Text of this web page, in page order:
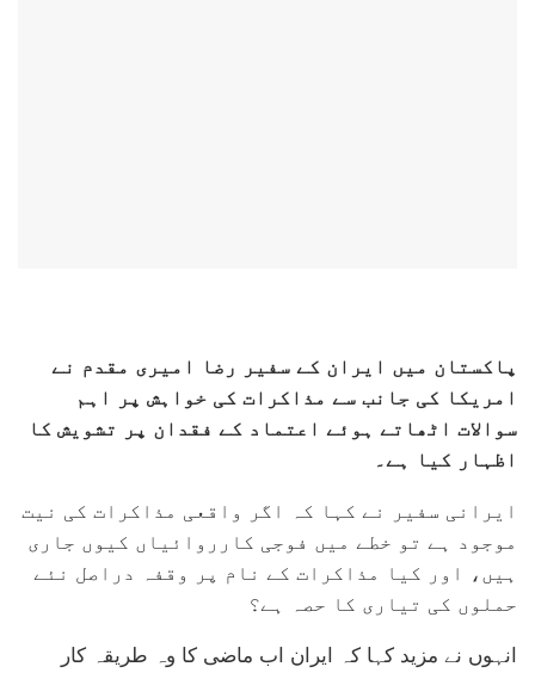
پاکستان میں ایران کے سفیر رضا امیری مقدم نے
امریکا کی جانب سے مذاکرات کی خواہش پر اہم
سوالات اٹھاتے ہوئے اعتماد کے فقدان پر تشویش کا
اظہار کیا ہے۔
ایرانی سفیر نے کہا کہ اگر واقعی مذاکرات کی نیت
موجود ہے تو خطے میں فوجی کارروائیاں کیوں جاری
ہیں، اور کیا مذاکرات کے نام پر وقفہ دراصل نئے
حملوں کی تیاری کا حصہ ہے؟
انہوں نے مزید کہا کہ ایران اب ماضی کا وہ طریقہ کار